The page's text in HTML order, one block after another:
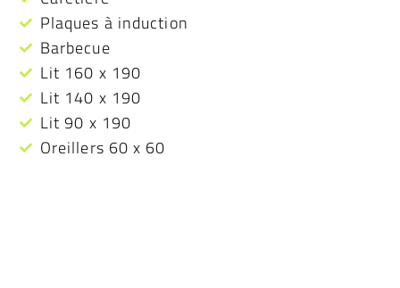
Plaques à induction
Barbecue
Lit 160 x 190
Lit 140 x 190
Lit 90 x 190
Oreillers 60 x 60